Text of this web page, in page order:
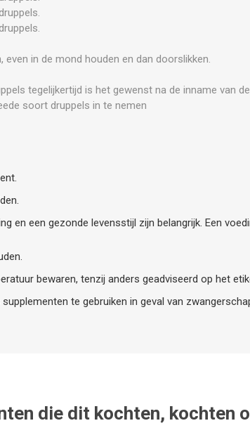
in de mond houden en dan doorslikken.
tegelijkertijd is het gewenst na de inname van
soort druppels in te nemen
en een gezonde levensstijl zijn belangrijk. Een
bewaren, tenzij anders geadviseerd op het
te gebruiken in geval van
die dit kochten, kochten